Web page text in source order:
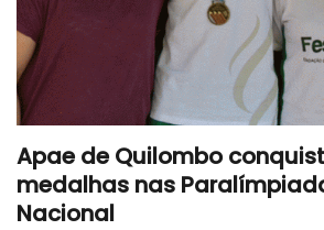
Apae de Quilombo
medalhas nas
Nacional